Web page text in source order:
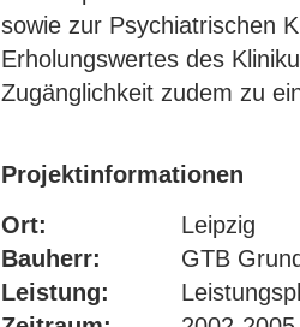
sowie zur Psychiatrischen
Erholungswertes des
Zugänglichkeit zudem zu
Projektinformationen
Ort:
Leipzig
Bauherr:
GTB
Leistung: